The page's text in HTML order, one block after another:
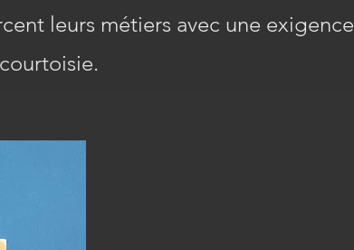
leurs métiers avec une exigence